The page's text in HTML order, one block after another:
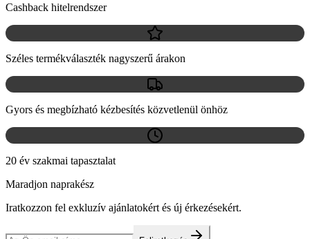
Cashback hitelrendszer
Széles termékválaszték nagyszerű árakon
Gyors és megbízható kézbesítés közvetlenül önhöz
20 év szakmai tapasztalat
Maradjon naprakész
Iratkozzon fel exkluzív ajánlatokért és új érkezésekért.